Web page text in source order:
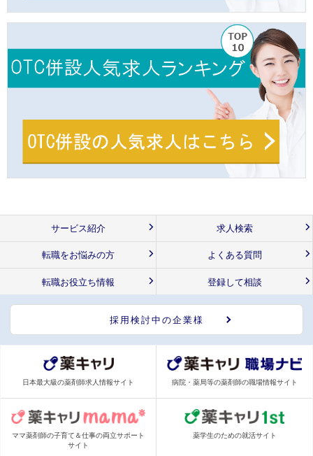
サービス紹介 求人検索
転職をお悩みの方 よくある質問
転職お役立ち情報 登録して相談
採用検討中の企業様
日本最大級の薬剤師求人情報サイト 病院・薬局等の薬剤師の職場情報サイト
ママ薬剤師の子育て＆仕事の両立サポート
サイト
薬学生のための就活サイト